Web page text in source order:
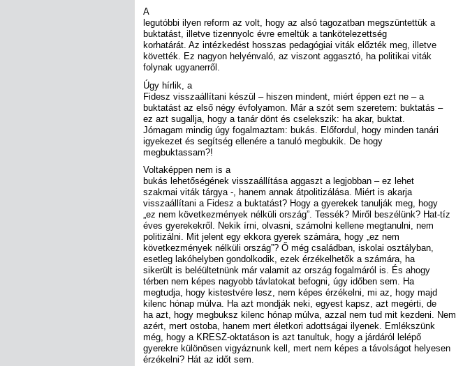
A
legutóbbi ilyen reform az volt, hogy az alsó tagozatban megszüntettük a
buktatást, illetve tizennyolc évre emeltük a tankötelezettség
korhatárát. Az intézkedést hosszas pedagógiai viták előzték meg, illetve
követték. Ez nagyon helyénvaló, az viszont aggasztó, ha politikai viták
folynak ugyanerről.
Úgy hírlik, a
Fidesz visszaállítani készül – hiszen mindent, miért éppen ezt ne – a
buktatást az első négy évfolyamon. Már a szót sem szeretem: buktatás –
ez azt sugallja, hogy a tanár dönt és cselekszik: ha akar, buktat.
Jómagam mindig úgy fogalmaztam: bukás. Előfordul, hogy minden tanári
igyekezet és segítség ellenére a tanuló megbukik. De hogy
megbuktassam?!
Voltaképpen nem is a
bukás lehetőségének visszaállítása aggaszt a legjobban – ez lehet
szakmai viták tárgya -, hanem annak átpolitizálása. Miért is akarja
visszaállítani a Fidesz a buktatást? Hogy a gyerekek tanulják meg, hogy
„ez nem következmények nélküli ország”. Tessék? Miről beszélünk? Hat-tíz
éves gyerekekről. Nekik írni, olvasni, számolni kellene megtanulni, nem
politizálni. Mit jelent egy ekkora gyerek számára, hogy „ez nem
következmények nélküli ország”? Ő még családban, iskolai osztályban,
esetleg lakóhelyben gondolkodik, ezek érzékelhetők a számára, ha
sikerült is beléültetnünk már valamit az ország fogalmáról is. És ahogy
térben nem képes nagyobb távlatokat befogni, úgy időben sem. Ha
megtudja, hogy kistestvére lesz, nem képes érzékelni, mi az, hogy majd
kilenc hónap múlva. Ha azt mondják neki, egyest kapsz, azt megérti, de
ha azt, hogy megbuksz kilenc hónap múlva, azzal nem tud mit kezdeni. Nem
azért, mert ostoba, hanem mert életkori adottságai ilyenek. Emlékszünk
még, hogy a KRESZ-oktatáson is azt tanultuk, hogy a járdáról lelépő
gyerekre különösen vigyáznunk kell, mert nem képes a távolságot helyesen
érzékelni? Hát az időt sem.